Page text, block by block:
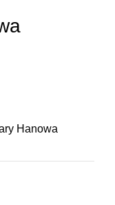
Hanowa